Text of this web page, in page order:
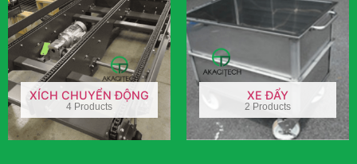
XÍCH CHUYỂN ĐỘNG
4 Products
XE ĐẨY
2 Products